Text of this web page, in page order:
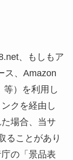
、もしもア
ス、Amazon
等）を利用し
クを経由し
場合、当サ
ることがあり
の「景品表